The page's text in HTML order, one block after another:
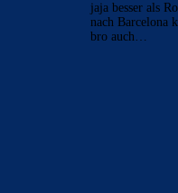
Bojanzu
PSG
9. August 2026